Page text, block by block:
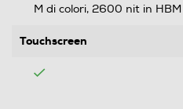
M di colori, 2600 nit in HBM
Touchscreen